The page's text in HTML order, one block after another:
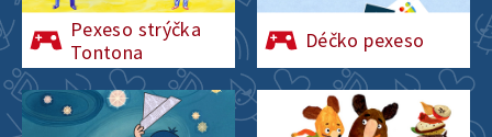
Pexeso strýčka
Tontona
Déčko pexeso